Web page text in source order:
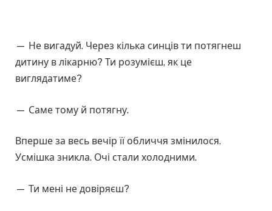
— Не вигадуй. Через кілька синців ти потягнеш
дитину в лікарню? Ти розумієш, як це
виглядатиме?
— Саме тому й потягну.
Вперше за весь вечір її обличчя змінилося.
Усмішка зникла. Очі стали холодними.
— Ти мені не довіряєш?